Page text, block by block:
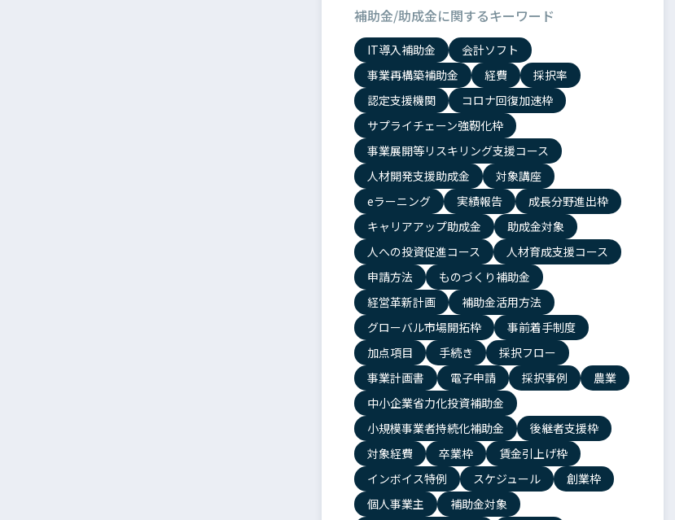
補助金/助成金に関するキーワード
IT導入補助金
会計ソフト
事業再構築補助金
経費
採択率
認定支援機関
コロナ回復加速枠
サプライチェーン強靭化枠
事業展開等リスキリング支援コース
人材開発支援助成金
対象講座
eラーニング
実績報告
成長分野進出枠
キャリアアップ助成金
助成金対象
人への投資促進コース
人材育成支援コース
申請方法
ものづくり補助金
経営革新計画
補助金活用方法
グローバル市場開拓枠
事前着手制度
加点項目
手続き
採択フロー
事業計画書
電子申請 採択事例
農業
中小企業省力化投資補助金
小規模事業者持続化補助金
後継者支援枠
対象経費
卒業枠
賃金引上げ枠
インボイス特例
スケジュール
創業枠
個人事業主
補助金対象